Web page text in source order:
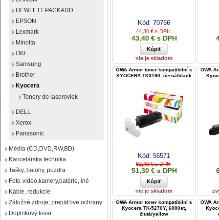
HEWLETT PACKARD
EPSON
Lexmark
Minolta
OKI
Samsung
Brother
Kyocera
Tonery do laseroviek
DELL
Xerox
Panasonic
Média (CD,DVD,RW,BD)
Kancelárska technika
Tašky, batohy, puzdra
Foto-video,kamery,batérie, iné
Káble, redukcie
Záložné zdroje, prepäťove ochrany
Doplnkový tovar
Kód: 70766
44,30 € s DPH
43,40 € s DPH
nie je skladom
OWA Armor toner kompatibilní s
KYOCERA TK3190, černá/black
Kód: 56571
52,40 € s DPH
51,30 € s DPH
nie je skladom
OWA
OWA Armor toner kompatibilní s
Kyocera TK-5270Y, 6000st,
žlutá/yellow
OWA